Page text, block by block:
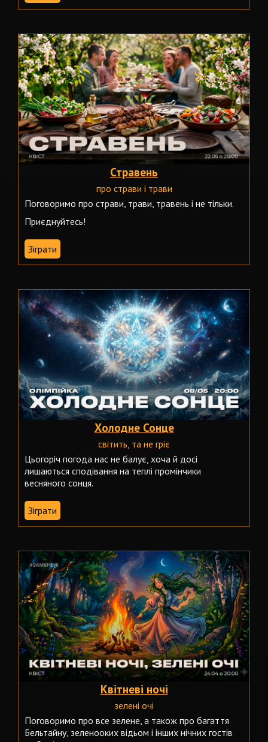
Стравень
про страви і трави
Поговоримо про страви, трави, травень і не тільки.
Приєднуйтесь!
Зіграти
Холодне Сонце
світить, та не гріє
Цьогоріч погода нас не балує, хоча й досі
лишаються сподівання на теплі промінчики
весняного сонця.
Зіграти
Квітневі ночі
зелені очі
Поговоримо про все зелене, а також про багаття
Бельтайну, зеленооких відьом і інших нічних гостів